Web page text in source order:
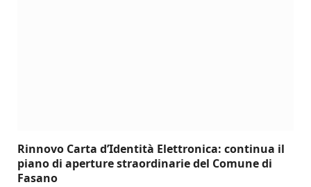
Rinnovo Carta d’Identità Elettronica: continua il
piano di aperture straordinarie del Comune di
Fasano